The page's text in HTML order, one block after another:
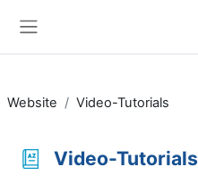
Website Video-Tutorials
Video-Tutorials